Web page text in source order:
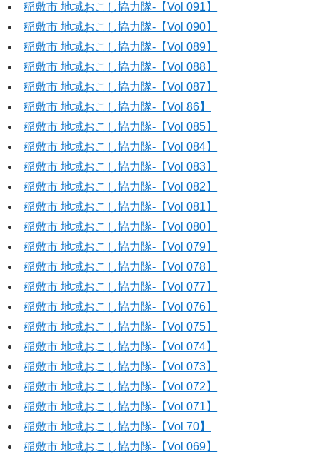
稲敷市 地域おこし協力隊‐【Vol 091】
稲敷市 地域おこし協力隊‐【Vol 090】
稲敷市 地域おこし協力隊‐【Vol 089】
稲敷市 地域おこし協力隊‐【Vol 088】
稲敷市 地域おこし協力隊‐【Vol 087】
稲敷市 地域おこし協力隊‐【Vol 86】
稲敷市 地域おこし協力隊‐【Vol 085】
稲敷市 地域おこし協力隊‐【Vol 084】
稲敷市 地域おこし協力隊‐【Vol 083】
稲敷市 地域おこし協力隊‐【Vol 082】
稲敷市 地域おこし協力隊‐【Vol 081】
稲敷市 地域おこし協力隊‐【Vol 080】
稲敷市 地域おこし協力隊‐【Vol 079】
稲敷市 地域おこし協力隊‐【Vol 078】
稲敷市 地域おこし協力隊‐【Vol 077】
稲敷市 地域おこし協力隊‐【Vol 076】
稲敷市 地域おこし協力隊‐【Vol 075】
稲敷市 地域おこし協力隊‐【Vol 074】
稲敷市 地域おこし協力隊‐【Vol 073】
稲敷市 地域おこし協力隊‐【Vol 072】
稲敷市 地域おこし協力隊‐【Vol 071】
稲敷市 地域おこし協力隊‐【Vol 70】
稲敷市 地域おこし協力隊‐【Vol 069】